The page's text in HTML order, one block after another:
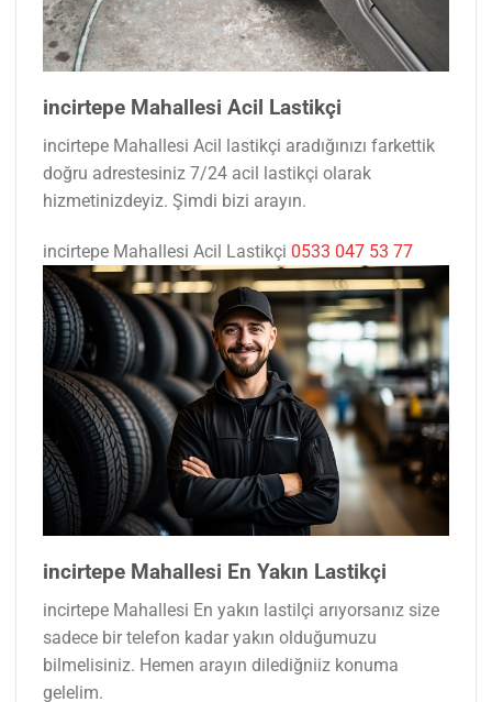
incirtepe Mahallesi Acil Lastikçi
incirtepe Mahallesi Acil lastikçi aradığınızı farkettik
doğru adrestesiniz 7/24 acil lastikçi olarak
hizmetinizdeyiz. Şimdi bizi arayın.
incirtepe Mahallesi Acil Lastikçi 0533 047 53 77
incirtepe Mahallesi En Yakın Lastikçi
incirtepe Mahallesi En yakın lastilçi arıyorsanız size
sadece bir telefon kadar yakın olduğumuzu
bilmelisiniz. Hemen arayın dilediğniiz konuma
gelelim.